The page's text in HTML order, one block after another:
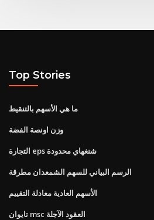
Top Stories
ما هي الأسهم بالتنقيط
وزن اونصة الفضة
التجارة eps شنغهاي محدودة
الرسم البياني للسهم الشمعدان مطرقة
الأسهم العادية معادلة التقييم
تايوان msc العقود الآجلة